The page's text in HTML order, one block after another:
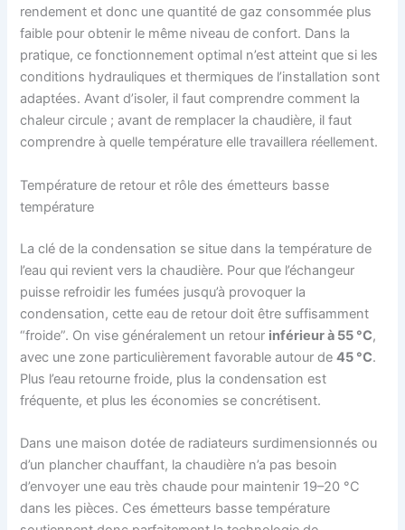
rendement et donc une quantité de gaz consommée plus
faible pour obtenir le même niveau de confort. Dans la
pratique, ce fonctionnement optimal n’est atteint que si les
conditions hydrauliques et thermiques de l’installation sont
adaptées. Avant d’isoler, il faut comprendre comment la
chaleur circule ; avant de remplacer la chaudière, il faut
comprendre à quelle température elle travaillera réellement.
Température de retour et rôle des émetteurs basse
température
La clé de la condensation se situe dans la température de
l’eau qui revient vers la chaudière. Pour que l’échangeur
puisse refroidir les fumées jusqu’à provoquer la
condensation, cette eau de retour doit être suffisamment
“froide”. On vise généralement un retour inférieur à 55 °C,
avec une zone particulièrement favorable autour de45 °C.
Plus l’eau retourne froide, plus la condensation est
fréquente, et plus les économies se concrétisent.
Dans une maison dotée de radiateurs surdimensionnés ou
d’un plancher chauffant, la chaudière n’a pas besoin
d’envoyer une eau très chaude pour maintenir 19–20 °C
dans les pièces. Ces émetteurs basse température